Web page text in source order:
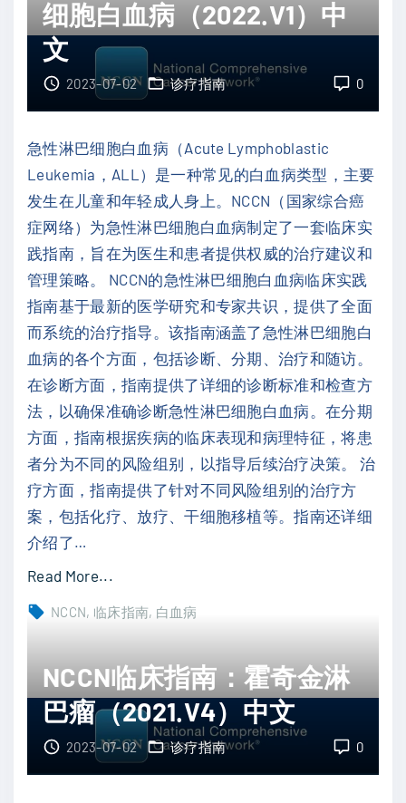
2
0
2
.
V
3
）
中
文
"
N
临
指
：
急
性
髓
细
胞
白
血
病
（
2
0
2
2
.
中
"
细胞白血病（2022.V1）中
文
0
2023-07-02 诊疗指南
急性淋巴细胞白血病（Acute Lymphoblastic
Leukemia，ALL）是一种常见的白血病类型，主要
发生在儿童和年轻成人身上。NCCN（国家综合癌
症网络）为急性淋巴细胞白血病制定了一套临床实
践指南，旨在为医生和患者提供权威的治疗建议和
管理策略。 NCCN的急性淋巴细胞白血病临床实践
指南基于最新的医学研究和专家共识，提供了全面
而系统的治疗指导。该指南涵盖了急性淋巴细胞白
血病的各个方面，包括诊断、分期、治疗和随访。
在诊断方面，指南提供了详细的诊断标准和检查方
法，以确保准确诊断急性淋巴细胞白血病。在分期
方面，指南根据疾病的临床表现和病理特征，将患
者分为不同的风险组别，以指导后续治疗决策。 治
疗方面，指南提供了针对不同风险组别的治疗方
案，包括化疗、放疗、干细胞移植等。指南还详细
介绍了…
Read More..."
N
N
临
指
NCCN 临床指南 白血病
NCCN临床指南：霍奇金淋
巴瘤（2021.V4）中文
0
2023-07-02 诊疗指南